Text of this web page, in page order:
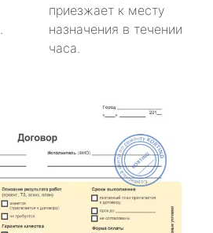
приезжает к месту
назначения в течении
часа.